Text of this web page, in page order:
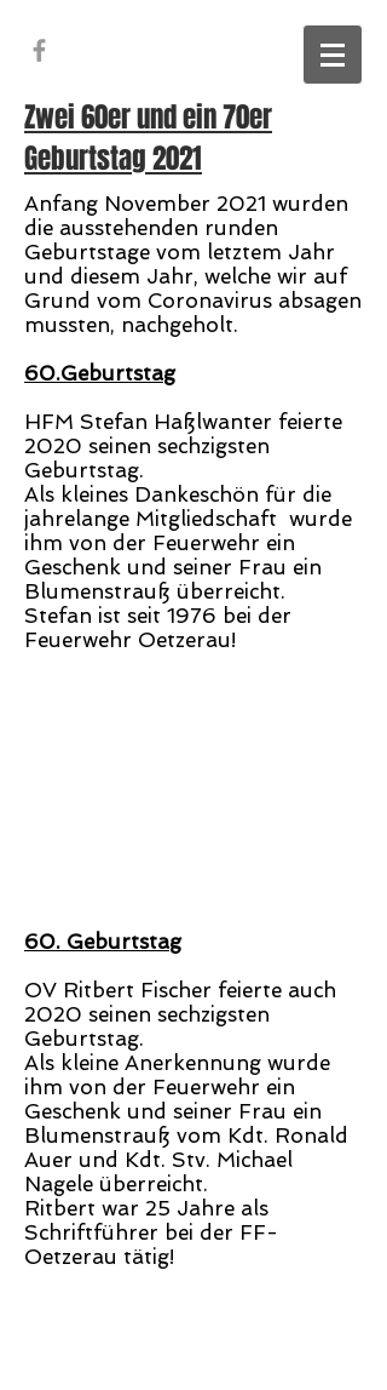
Zwei 60er und ein 70er
Geburtstag 2021
Anfang November 2021 wurden
die ausstehenden runden
Geburtstage vom letztem Jahr
und diesem Jahr, welche wir auf
Grund vom Coronavirus absagen
mussten, nachgeholt.
60.Geburtstag
HFM Stefan Haßlwanter feierte
2020 seinen sechzigsten
Geburtstag.
Als kleines Dankeschön für die
jahrelange Mitgliedschaft wurde
ihm von der Feuerwehr ein
Geschenk und seiner Frau ein
Blumenstrauß überreicht.
Stefan ist seit 1976 bei der
Feuerwehr Oetzerau!
60. Geburtstag
OV Ritbert Fischer feierte auch
2020 seinen sechzigsten
Geburtstag.
Als kleine Anerkennung wurde
ihm von der Feuerwehr ein
Geschenk und seiner Frau ein
Blumenstrauß vom Kdt. Ronald
Auer und Kdt. Stv. Michael
Nagele überreicht.
Ritbert war 25 Jahre als
Schriftführer bei der FF-
Oetzerau tätig!